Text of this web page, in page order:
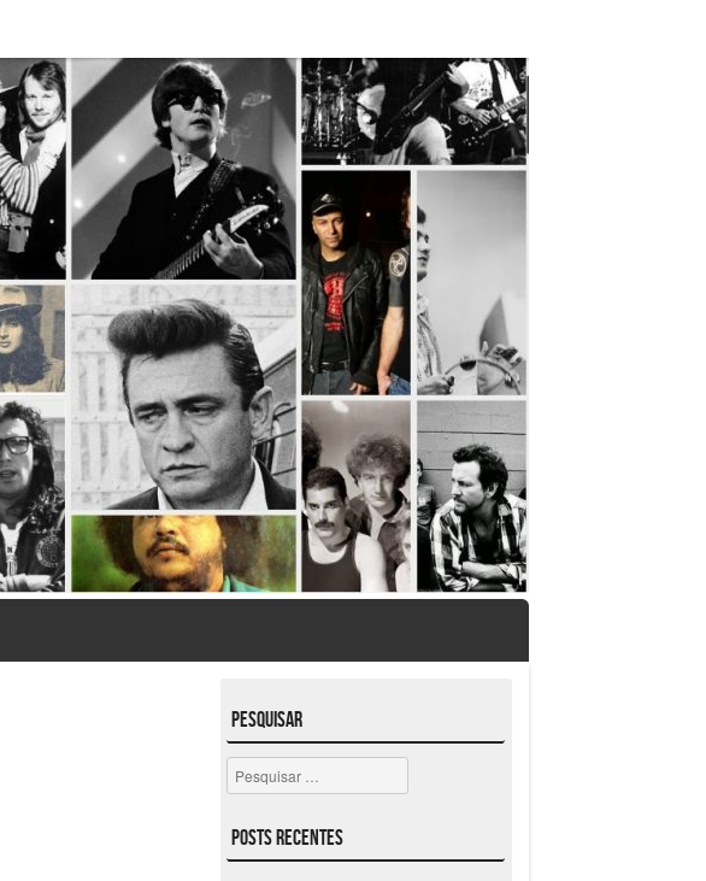
Pesquisar
Pesquisar
Posts Recentes